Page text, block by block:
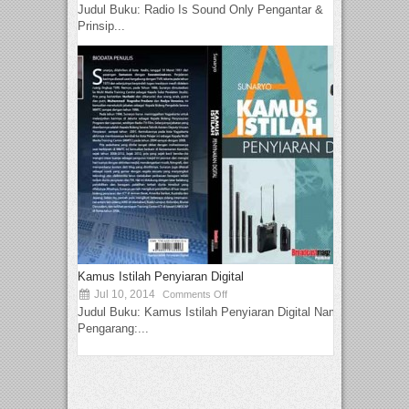
Judul Buku: Radio Is Sound Only Pengantar &
Prinsip...
Kamus Istilah Penyiaran Digital
Jul 10, 2014 Comments Off
Judul Buku: Kamus Istilah Penyiaran Digital Nama
Pengarang:...